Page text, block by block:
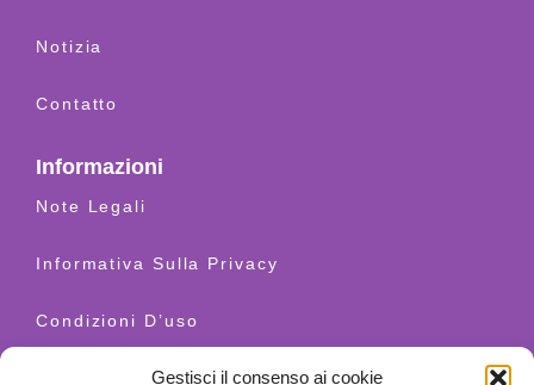
Gestisci il consenso ai cookie
Notizia
Contatto
Informazioni
Note Legali
Informativa Sulla Privacy
Condizioni D’uso
Spedizioni E Resi